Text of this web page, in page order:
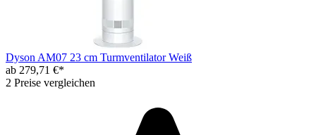
Dyson AM07 23 cm Turmventilator Weiß
ab 279,71 €*
2 Preise vergleichen